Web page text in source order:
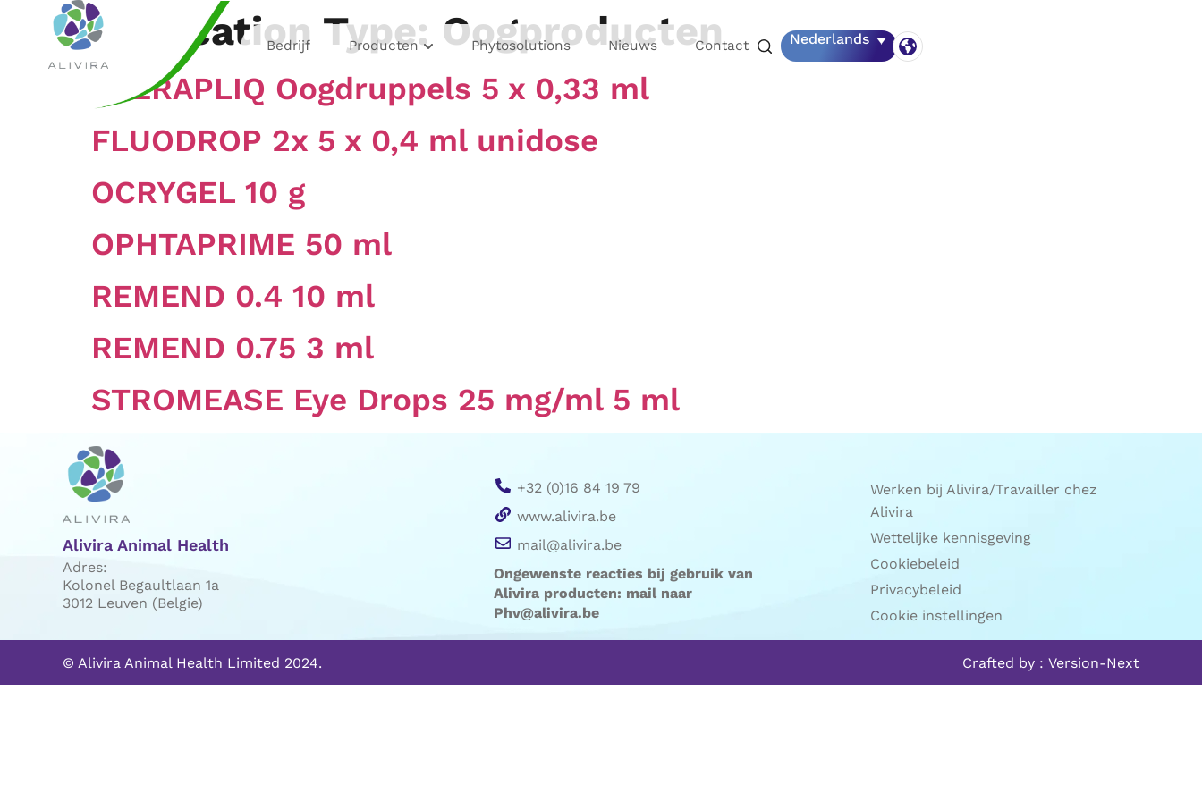
Bedrijf Producten Phytosolutions Nieuws Contact Nederlands
Medication Type: Oogproducten
CLERAPLIQ Oogdruppels 5 x 0,33 ml
FLUODROP 2x 5 x 0,4 ml unidose
OCRYGEL 10 g
OPHTAPRIME 50 ml
REMEND 0.4 10 ml
REMEND 0.75 3 ml
STROMEASE Eye Drops 25 mg/ml 5 ml
Alivira Animal Health
Adres:
Kolonel Begaultlaan 1a
3012 Leuven (Belgie)
+32 (0)16 84 19 79
www.alivira.be
mail@alivira.be
Ongewenste reacties bij gebruik van
Alivira producten: mail naar
Phv@alivira.be
Werken bij Alivira/Travailler chez
Alivira
Wettelijke kennisgeving
Cookiebeleid
Privacybeleid
Cookie instellingen
© Alivira Animal Health Limited 2024. Crafted by : Version-Next